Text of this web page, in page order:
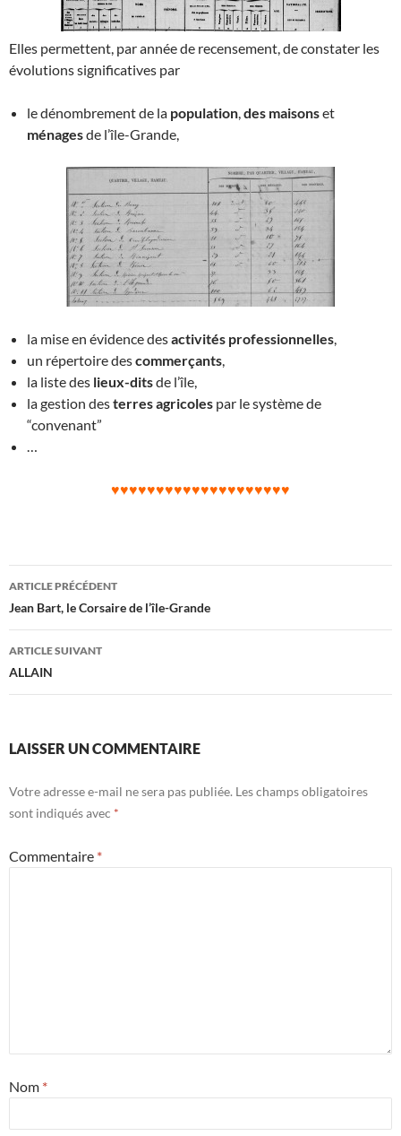
Elles permettent, par année de recensement, de constater les
évolutions significatives par
le dénombrement de la population,des maisonset
ménagesde l’île-Grande,
la mise en évidence desactivités professionnelles,
un répertoire descommerçants,
la liste des lieux-ditsde l’île,
la gestion desterres agricoles par le système de
“convenant”
…
♥♥♥♥♥♥♥♥♥♥♥♥♥♥♥♥♥♥♥♥
Navigation
des
articles
ARTICLE PRÉCÉDENT
Jean Bart, le Corsaire de l’île-Grande
ARTICLE SUIVANT
ALLAIN
LAISSER UN COMMENTAIRE
Votre adresse e-mail ne sera pas publiée. Les champs obligatoires
sont indiqués avec *
Commentaire *
Nom *